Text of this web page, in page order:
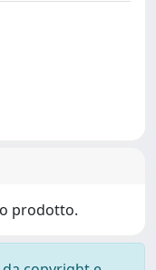
prodotto.